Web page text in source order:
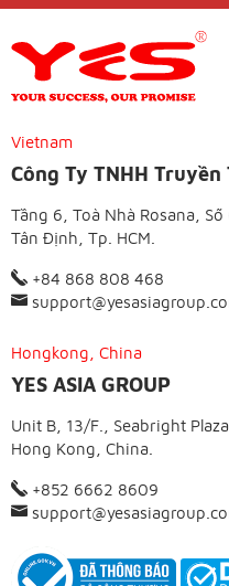
Vietnam
Công Ty TNHH Truyền
Tầng 6, Toà Nhà Rosana,
Tân Định, Tp. HCM.
+84 868 808 468
Hongkong, China
YES ASIA GROUP
Unit B, 13/F., Seabright
Hong Kong, China.
+852 6662 8609